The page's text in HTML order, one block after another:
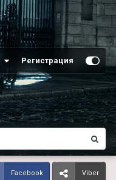
Регистрация
Facebook Viber